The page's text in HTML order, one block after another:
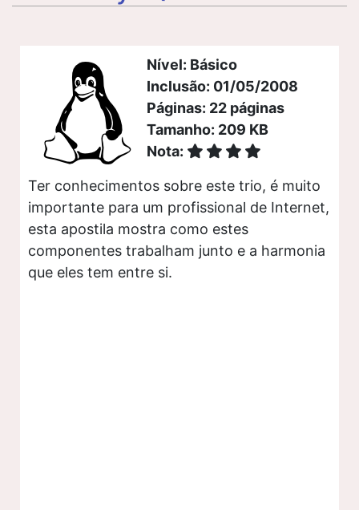
Nível: Básico
Inclusão: 01/05/2008
Páginas: 22 páginas
Tamanho: 209 KB
Nota:
Ter conhecimentos sobre este trio, é muito
importante para um profissional de Internet,
esta apostila mostra como estes
componentes trabalham junto e a harmonia
que eles tem entre si.